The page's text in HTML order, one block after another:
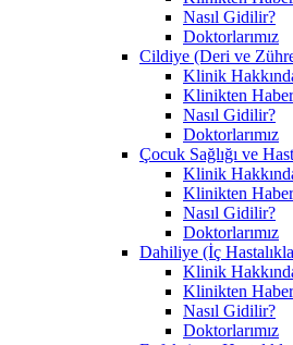
Nasıl Gidilir?
Doktorlarımız
Cildiye (Deri ve
Klinik
Klinikten
Nasıl Gidilir?
Doktorlarımız
Çocuk Sağlığı ve
Klinik
Klinikten
Nasıl Gidilir?
Doktorlarımız
Dahiliye (İç
Klinik
Klinikten
Nasıl Gidilir?
Doktorlarımız